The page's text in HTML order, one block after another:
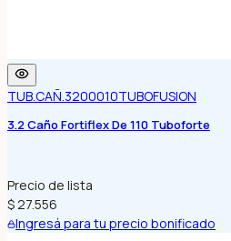
TUB.CAÑ.3200010TUBOFUSION
3.2 Caño Fortiflex De 110 Tuboforte
Precio de lista
$ 27.556
Ingresá para tu precio bonificado